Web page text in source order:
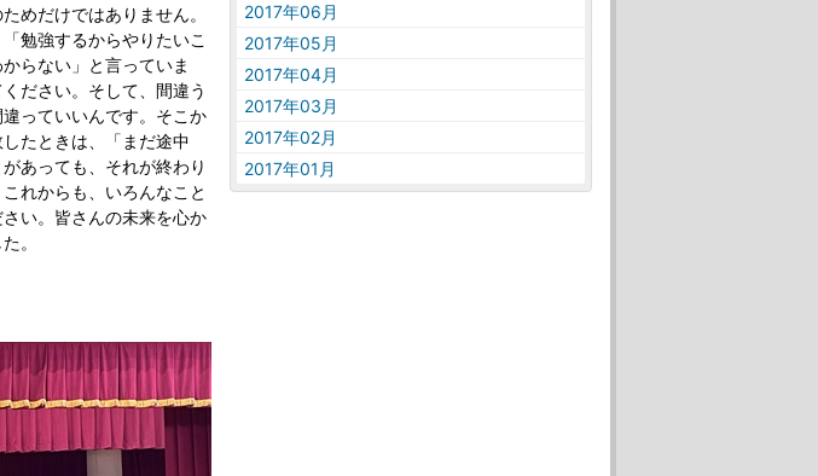
めだけではありません。
勉強するからやりたいこ
らない」と言っていま
ださい。そして、間違う
っていいんです。そこか
たときは、「まだ途中
あっても、それが終わり
れからも、いろんなこと
い。皆さんの未来を心か
。
2017年06月
2017年05月
2017年04月
2017年03月
2017年02月
2017年01月